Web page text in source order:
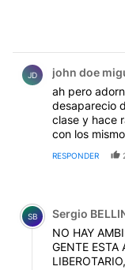
JD john doe
ah pero
desaparecio
clase y hace
con los
RESPONDER
Comentario de
SB Sergio
NO HAY
GENTE ESTA